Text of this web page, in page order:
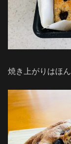
焼き上がりはほ